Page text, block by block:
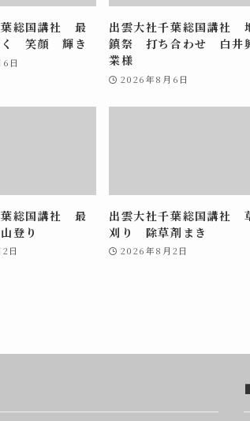
葉総国講社 最
笑顔 輝き
日
出雲大社千葉総国講社
鎮祭 打ち合わせ 白井
業様
2026年8月6日
葉総国講社 最
登り
日
出雲大社千葉総国講社
刈り 除草剤まき
2026年8月2日